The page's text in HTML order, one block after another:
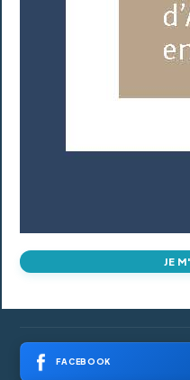
JE
FACEBOOK